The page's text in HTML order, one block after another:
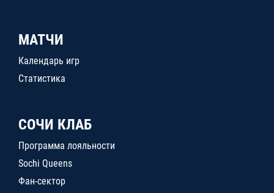
МАТЧИ
Календарь игр
Статистика
СОЧИ КЛАБ
Программа лояльности
Sochi Queens
Фан-сектор